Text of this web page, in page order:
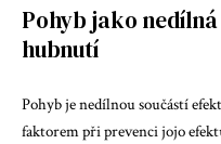
Pohyb jako
hubnutí
Pohyb je nedílnou součástí
faktorem při prevenci jojo